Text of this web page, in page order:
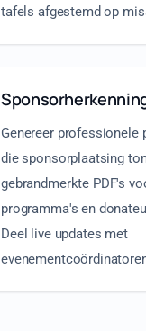
tafels afgestemd op
Genereer professionele
die sponsorplaatsing
gebrandmerkte PDF's
programma's en
Deel live updates met